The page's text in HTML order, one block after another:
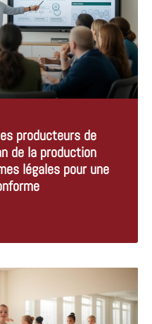
producteurs de
de la production
légales pour une